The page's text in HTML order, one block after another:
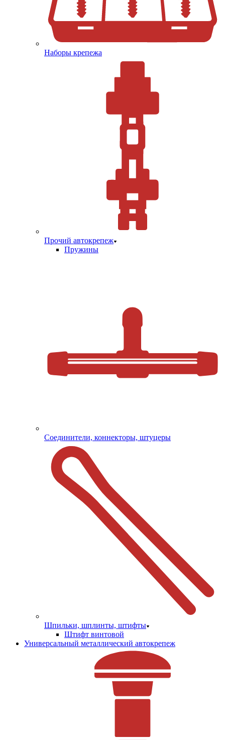
Наборы крепежа
Прочий автокрепеж
Пружины
Соединители, коннекторы, штуцеры
Шпильки, шплинты, штифты
Штифт винтовой
Универсальный металлический автокрепеж